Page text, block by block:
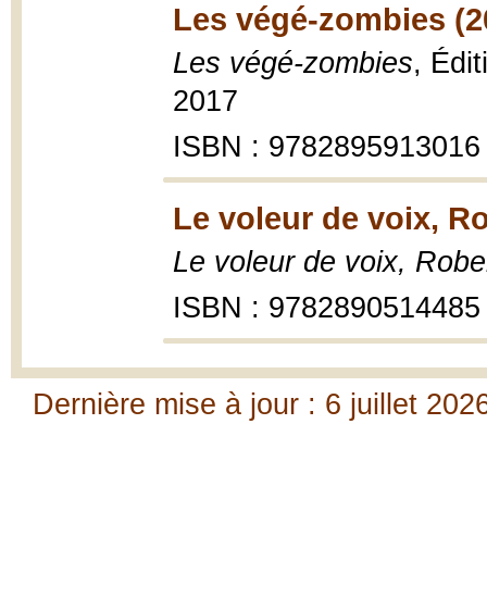
Les végé-zombies
Les végé-zombies,
2017
ISBN : 9782895913016
Le voleur de voix,
Le voleur de voix,
ISBN : 9782890514485
Dernière mise à jour : 6 juillet